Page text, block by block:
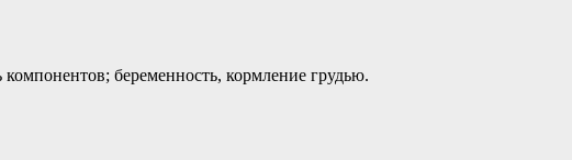
беременность, кормление грудью.